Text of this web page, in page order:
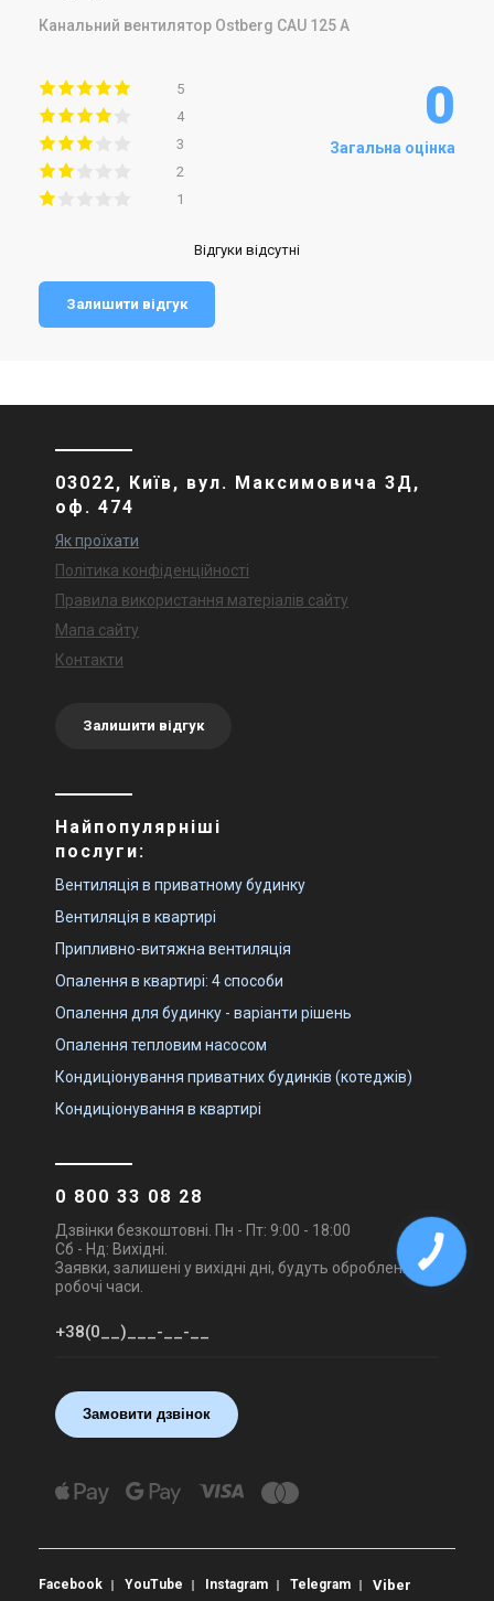
Канальний вентилятор Ostberg CAU 125 A
5
4
3
2
1
0
Загальна оцінка
Відгуки відсутні
Залишити відгук
03022, Київ, вул. Максимовича 3Д,
оф. 474
Як проїхати
Політика конфіденційності
Правила використання матеріалів сайту
Мапа сайту
Контакти
Залишити відгук
Найпопулярніші
послуги:
Вентиляція в приватному будинку
Вентиляція в квартирі
Припливно-витяжна вентиляція
Опалення в квартирі: 4 способи
Опалення для будинку - варіанти рішень
Опалення тепловим насосом
Кондиціонування приватних будинків (котеджів)
Кондиціонування в квартирі
0 800 33 08 28
Дзвінки безкоштовні. Пн - Пт: 9:00 - 18:00
Сб - Нд: Вихідні.
Заявки, залишені у вихідні дні, будуть оброблені в
робочі часи.
Замовити дзвінок
Facebook YouTube Instagram Telegram Viber